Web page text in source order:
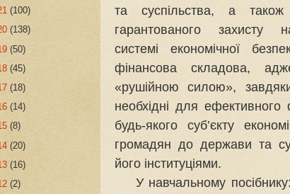
та суспільства, а також
гарантованого захисту
системі економічної
фінансова складова,
«рушійною силою»,
необхідні для ефективного
будь-якого суб’єкту
громадян до держави та
його інституціями.
У навчальному посібнику:
(100)
(138)
(50)
(45)
(18)
(14)
(8)
(20)
(16)
(2)